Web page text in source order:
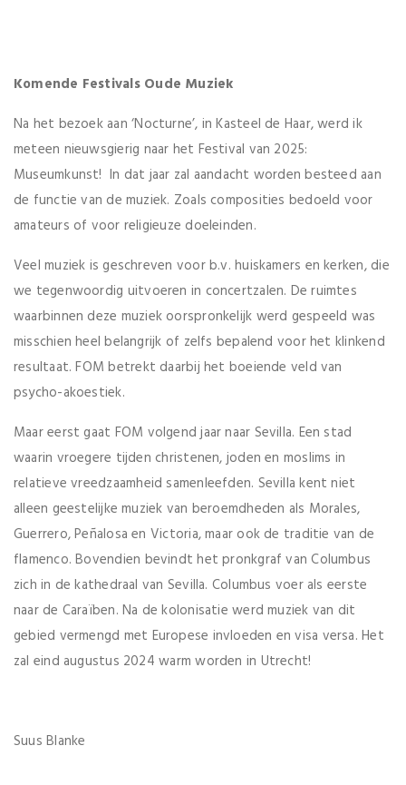
Komende Festivals Oude Muziek
Na het bezoek aan ‘Nocturne’, in Kasteel de Haar, werd ik
meteen nieuwsgierig naar het Festival van 2025:
Museumkunst! In dat jaar zal aandacht worden besteed aan
de functie van de muziek. Zoals composities bedoeld voor
amateurs of voor religieuze doeleinden.
Veel muziek is geschreven voor b.v. huiskamers en kerken, die
we tegenwoordig uitvoeren in concertzalen. De ruimtes
waarbinnen deze muziek oorspronkelijk werd gespeeld was
misschien heel belangrijk of zelfs bepalend voor het klinkend
resultaat. FOM betrekt daarbij het boeiende veld van
psycho-akoestiek.
Maar eerst gaat FOM volgend jaar naar Sevilla. Een stad
waarin vroegere tijden christenen, joden en moslims in
relatieve vreedzaamheid samenleefden. Sevilla kent niet
alleen geestelijke muziek van beroemdheden als Morales,
Guerrero, Peñalosa en Victoria, maar ook de traditie van de
flamenco. Bovendien bevindt het pronkgraf van Columbus
zich in de kathedraal van Sevilla. Columbus voer als eerste
naar de Caraïben. Na de kolonisatie werd muziek van dit
gebied vermengd met Europese invloeden en visa versa. Het
zal eind augustus 2024 warm worden in Utrecht!
Suus Blanke